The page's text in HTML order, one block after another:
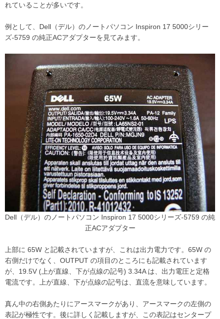
れていることが多いです。
例として、Dell（デル）のノートパソコン Inspiron 17 5000シリー
ズ-5759 の純正ACアダプターを見てみます。
Dell（デル）のノートパソコン Inspiron 17 5000シリーズ-5759 の純
正ACアダプター
上部に 65W と記載されていますが、これは出力電力です。65W の
右側だけでなく、OUTPUT の項目のところにも記載されています
が、19.5V (上が直線、下が点線の記号) 3.34A は、出力電圧と定格
電流です。上が直線、下が点線の記号は、直流を意味しています。
真ん中の右側あたりにアースマークがあり、アースマークの左側の
表記が極性です。後に詳しく記載しますが、この表記はセンタープ